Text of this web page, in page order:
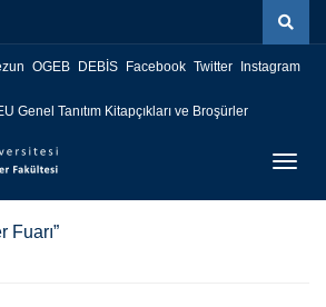
OGEB DEBİS Facebook Twitter Instagram
Genel Tanıtım Kitapçıkları ve Broşürler
Fuarı”